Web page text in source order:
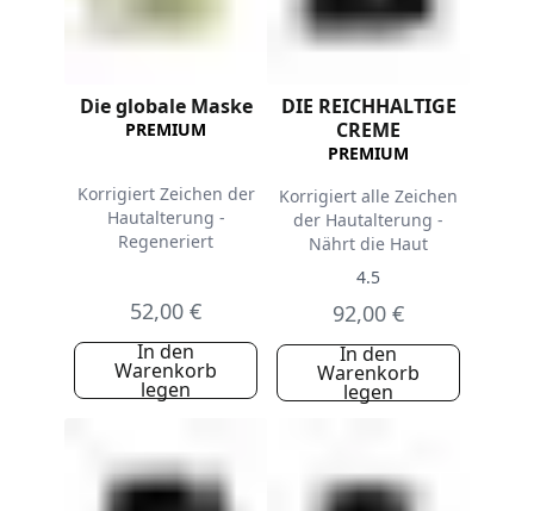
Die globale Maske
PREMIUM
Korrigiert Zeichen der
Hautalterung -
Regeneriert
52,00 €
In den
Warenkorb
legen
DIE REICHHALTIGE
CREME
PREMIUM
Korrigiert alle Zeichen
der Hautalterung -
Nährt die Haut
4.5
92,00 €
In den
Warenkorb
legen